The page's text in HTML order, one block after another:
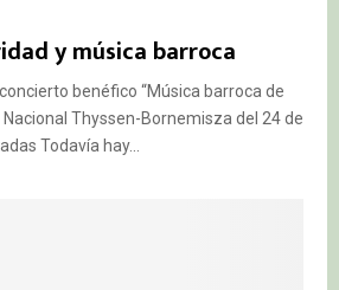
y música barroca
benéfico “Música barroca de
Nacional Thyssen-Bornemisza del 24 de
Todavía hay...